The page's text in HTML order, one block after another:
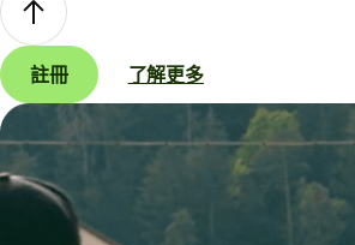
註冊 了解更多